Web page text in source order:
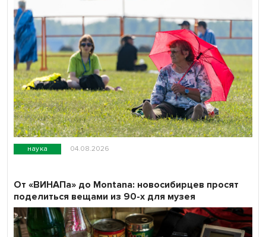
наука 04.08.2026
От «ВИНАПа» до Montana: новосибирцев просят
поделиться вещами из 90-х для музея